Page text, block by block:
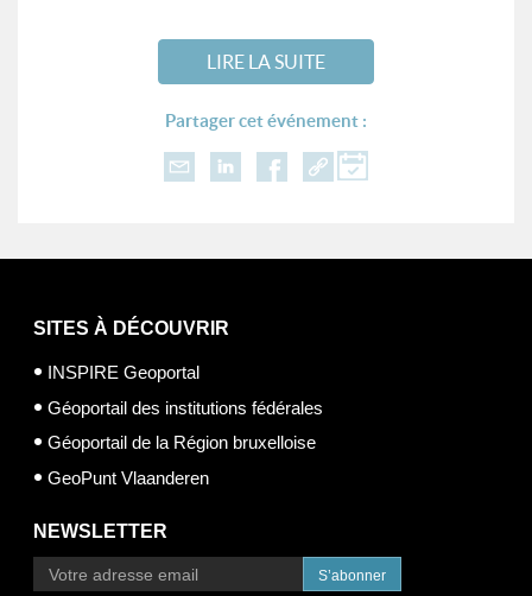
LIRE LA SUITE
Partager cet événement :
SITES À DÉCOUVRIR
INSPIRE Geoportal
Géoportail des institutions fédérales
Géoportail de la Région bruxelloise
GeoPunt Vlaanderen
NEWSLETTER
S’abonner